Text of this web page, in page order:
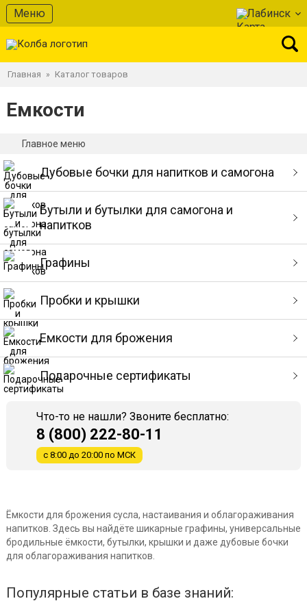
Меню Лабинск
Главная » Каталог товаров
Емкости
Главное меню
Дубовые бочки для напитков и самогона
Бутыли и бутылки для самогона и
напитков
Графины
Пробки и крышки
Емкости для брожения
Подарочные сертификаты
Что-то не нашли? Звоните бесплатно:
8 (800) 222-80-11
с 8:00 до 20:00 по МСК
Ёмкости для брожения сусла, настаивания и облагораживания
напитков. Здесь вы найдёте шикарные графины, универсальные
бродильные ёмкости, бутылки, крышки и даже дубовые бочки
для облагораживания напитков.
Популярные статьи в базе знаний: